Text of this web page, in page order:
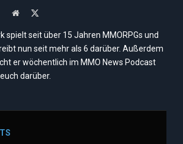
Website
spielt seit über 15 Jahren MMORPGs und
nun seit mehr als 6 darüber. Außerdem
er wöchentlich im MMO News Podcast
darüber.